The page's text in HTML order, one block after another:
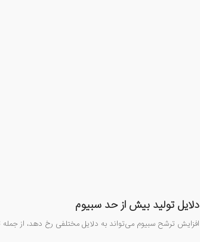
دلایل تولید بیش از حد سبیوم
افزایش ترشح سبیوم می‌تواند به دلایل مختلفی رخ دهد، از